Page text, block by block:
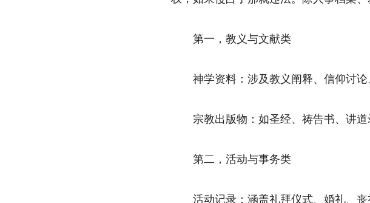
第一，教义与文献类
神学资料：涉及教义阐释、信仰讨论
宗教出版物：如圣经、祷告书、讲
第二，活动与事务类
活动记录：涵盖礼拜仪式、婚礼、